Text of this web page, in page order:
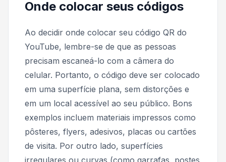
Onde colocar seus códigos
Ao decidir onde colocar seu código QR do
YouTube, lembre-se de que as pessoas
precisam escaneá-lo com a câmera do
celular. Portanto, o código deve ser colocado
em uma superfície plana, sem distorções e
em um local acessível ao seu público. Bons
exemplos incluem materiais impressos como
pôsteres, flyers, adesivos, placas ou cartões
de visita. Por outro lado, superfícies